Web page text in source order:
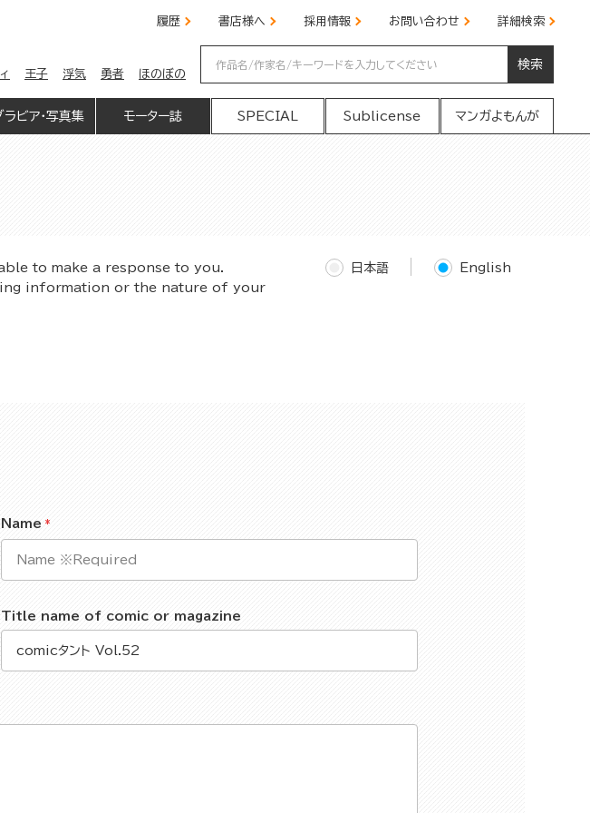
履歴 書店様へ 採用情報 お問い合わせ 詳細検索
王子 浮気 勇者 ほのぼの
検索
ラビア・写真集 モーター誌 SPECIAL Sublicense マンガよもんが
to make a response to you.
information or the nature of your
日本語 English
Name
Title name of comic or magazine